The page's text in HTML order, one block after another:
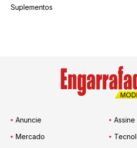
Suplementos
Anuncie
Assine
Mercado